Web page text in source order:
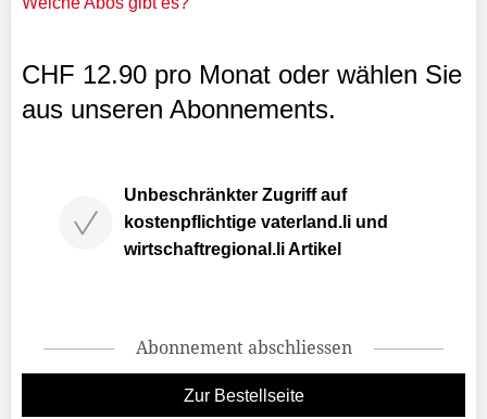
CHF 12.90 pro Monat oder wählen Sie
aus unseren Abonnements.
Unbeschränkter Zugriff auf
kostenpflichtige vaterland.li und
wirtschaftregional.li Artikel
Abonnement abschliessen
Zur Bestellseite